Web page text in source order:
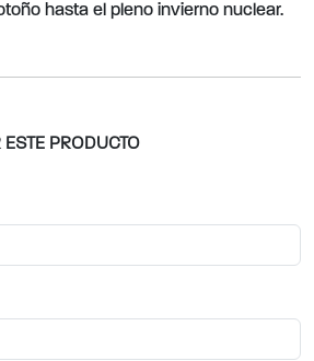
hasta el pleno invierno nuclear.
PRODUCTO